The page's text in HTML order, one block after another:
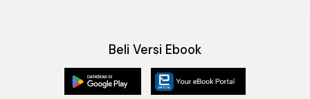
Beli Versi Ebook